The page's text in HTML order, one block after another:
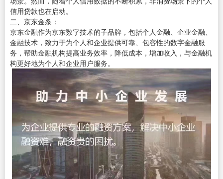
信用贷款也在启动。
二、京东金条：
京东金融作为京东数字技术的子品牌，包括个人金融、企业金融、
金融技术，致力于为个人和企业提供可靠、包容性的数字金融服
务，帮助金融机构提高业务效率，降低成本，增加收入，与金融机
构更好地为个人和企业用户服务。